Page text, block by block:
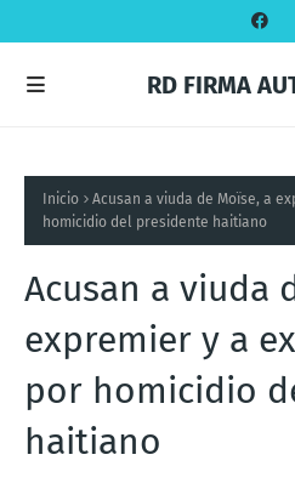
RD FIRMA
Inicio
Acusan a viuda de Moïse, a
homicidio del presidente haitiano
Acusan a viuda
expremier y a
por homicidio
haitiano